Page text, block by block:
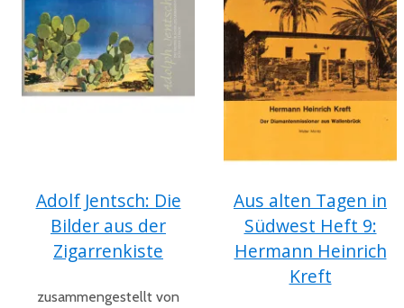
Adolf Jentsch: Die
Bilder aus der
Zigarrenkiste
zusammengestellt von
Aus alten Tagen in
Südwest Heft 9:
Hermann Heinrich
Kreft